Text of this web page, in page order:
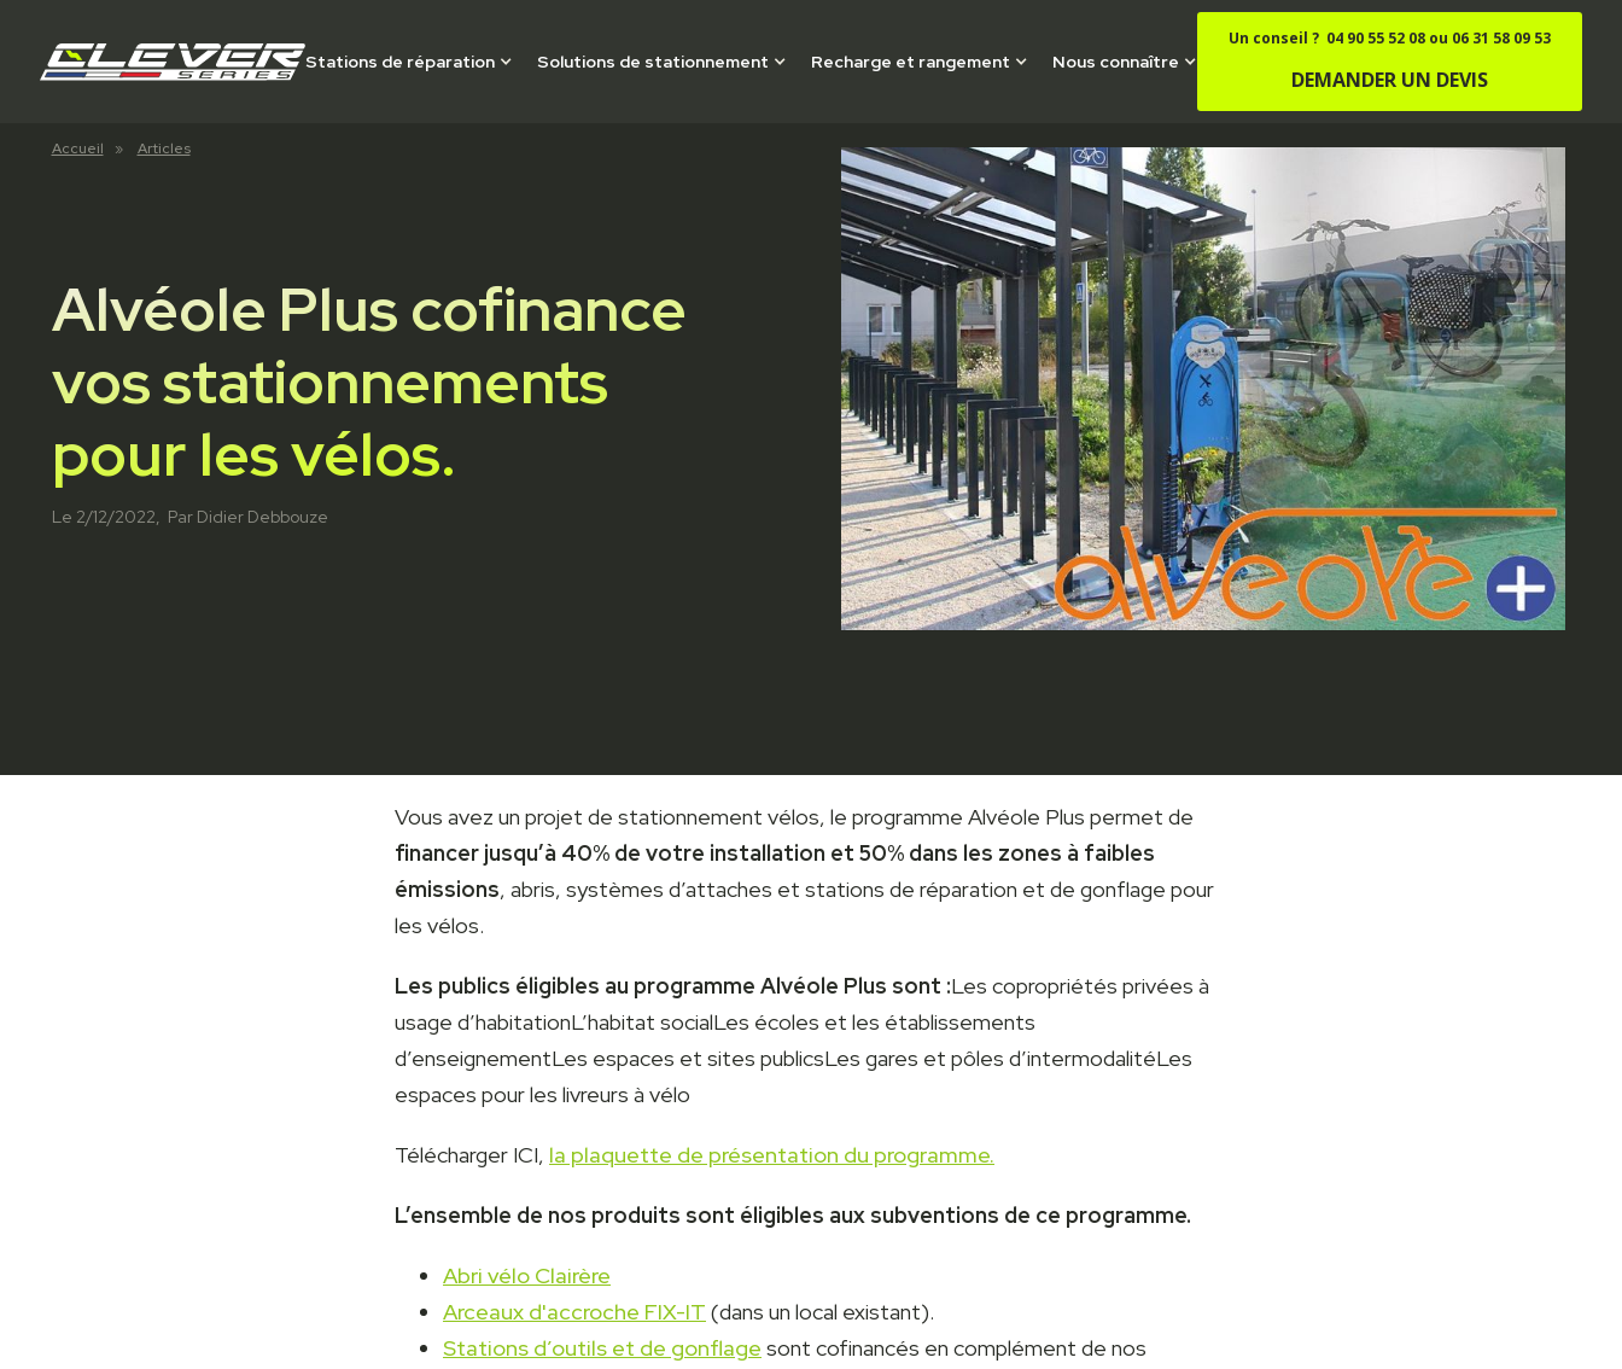
Stations de réparation Solutions de stationnement Recharge et rangement Nous connaître
Un conseil ? 04 90 55 52 08 ou 06 31 58 09 53
DEMANDER UN DEVIS
Accueil » Articles
Alvéole Plus cofinance
vos stationnements
pour les vélos.
Le 2/12/2022, Par Didier Debbouze
Vous avez un projet de stationnement vélos, le programme Alvéole Plus permet de
financer jusqu’à 40% de votre installation et 50% dans les zones à faibles
émissions, abris, systèmes d’attaches et stations de réparation et de gonflage pour
les vélos.
Les publics éligibles au programme Alvéole Plus sont :Les copropriétés privées à
usage d’habitationL’habitat socialLes écoles et les établissements
d’enseignementLes espaces et sites publicsLes gares et pôles d’intermodalitéLes
espaces pour les livreurs à vélo
Télécharger ICI, la plaquette de présentation du programme.
L’ensemble de nos produits sont éligibles aux subventions de ce programme.
Abri vélo Clairère
Arceaux d'accroche FIX-IT (dans un local existant).
Stations d’outils et de gonflage sont cofinancés en complément de nos